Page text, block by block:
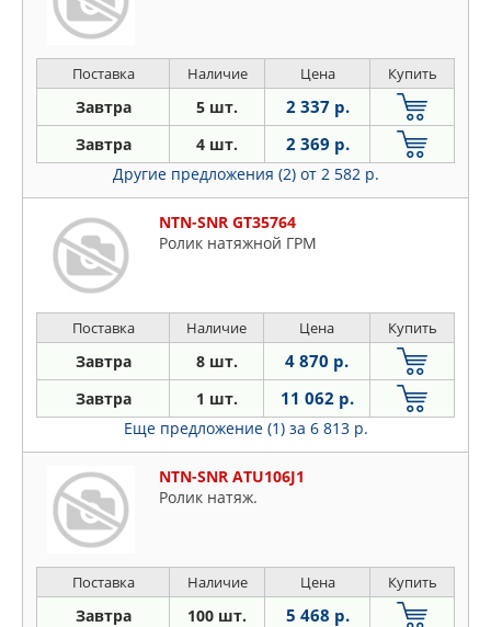
Поставка Наличие Цена Купить
Завтра 5 шт. 2 337 р.
Завтра 4 шт. 2 369 р.
Другие предложения (2) от 2 582 р.
NTN-SNR GT35764
Ролик натяжной ГРМ
Поставка Наличие Цена Купить
Завтра 8 шт. 4 870 р.
Завтра 1 шт. 11 062 р.
Еще предложение (1) за 6 813 р.
NTN-SNR ATU106J1
Ролик натяж.
Поставка Наличие Цена Купить
Завтра 100 шт. 5 468 р.